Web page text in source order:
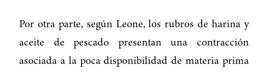
Por otra parte, según Leone, los rubros de harina y
aceite de pescado presentan una contracción
asociada a la poca disponibilidad de materia prima